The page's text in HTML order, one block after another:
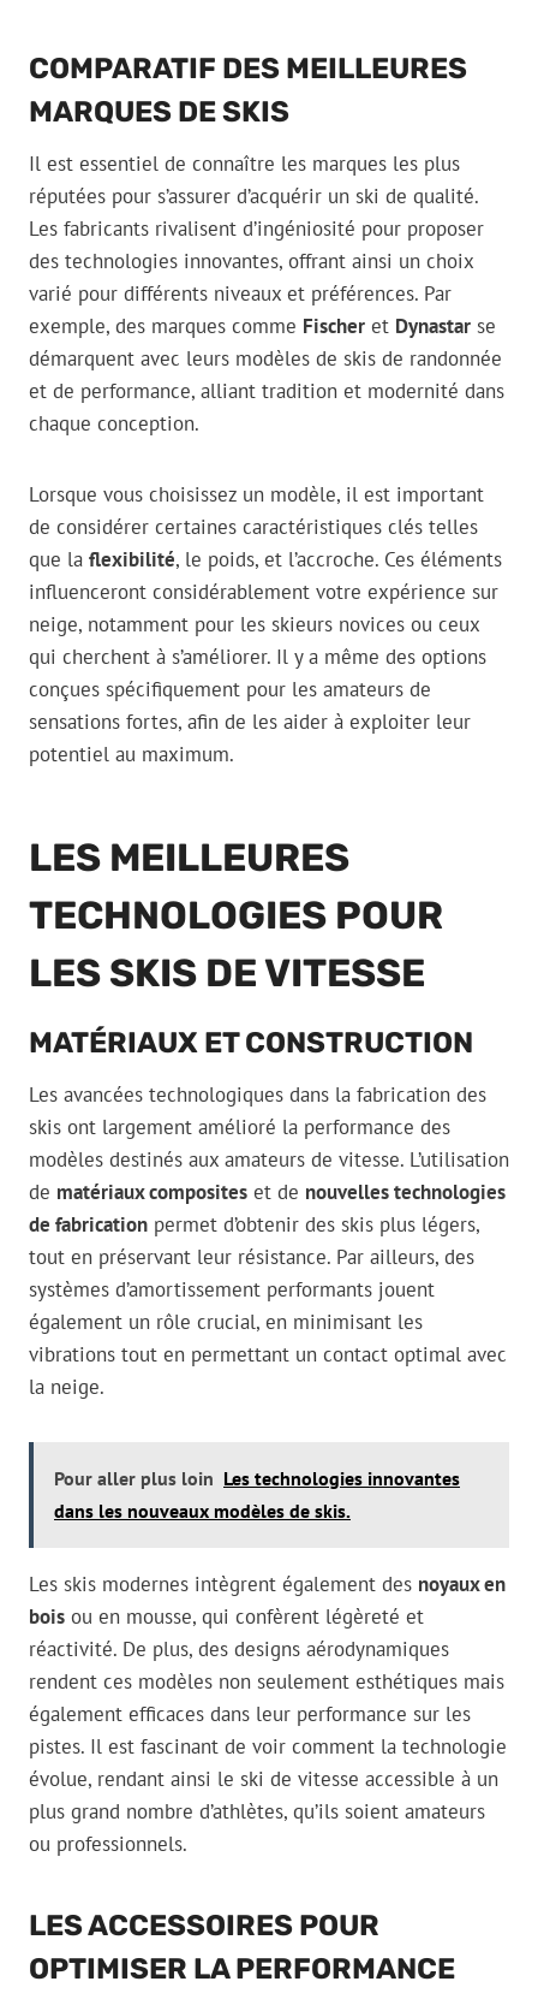
COMPARATIF DES MEILLEURES
MARQUES DE SKIS
Il est essentiel de connaître les marques les plus
réputées pour s’assurer d’acquérir un ski de qualité.
Les fabricants rivalisent d’ingéniosité pour proposer
des technologies innovantes, offrant ainsi un choix
varié pour différents niveaux et préférences. Par
exemple, des marques comme Fischer et Dynastar se
démarquent avec leurs modèles de skis de randonnée
et de performance, alliant tradition et modernité dans
chaque conception.
Lorsque vous choisissez un modèle, il est important
de considérer certaines caractéristiques clés telles
que la flexibilité, le poids, et l’accroche. Ces éléments
influenceront considérablement votre expérience sur
neige, notamment pour les skieurs novices ou ceux
qui cherchent à s’améliorer. Il y a même des options
conçues spécifiquement pour les amateurs de
sensations fortes, afin de les aider à exploiter leur
potentiel au maximum.
LES MEILLEURES
TECHNOLOGIES POUR
LES SKIS DE VITESSE
MATÉRIAUX ET CONSTRUCTION
Les avancées technologiques dans la fabrication des
skis ont largement amélioré la performance des
modèles destinés aux amateurs de vitesse. L’utilisation
de matériaux composites et de nouvelles technologies
de fabrication permet d’obtenir des skis plus légers,
tout en préservant leur résistance. Par ailleurs, des
systèmes d’amortissement performants jouent
également un rôle crucial, en minimisant les
vibrations tout en permettant un contact optimal avec
la neige.
Pour aller plus loin Les technologies innovantes
dans les nouveaux modèles de skis.
Les skis modernes intègrent également des noyaux en
bois ou en mousse, qui confèrent légèreté et
réactivité. De plus, des designs aérodynamiques
rendent ces modèles non seulement esthétiques mais
également efficaces dans leur performance sur les
pistes. Il est fascinant de voir comment la technologie
évolue, rendant ainsi le ski de vitesse accessible à un
plus grand nombre d’athlètes, qu’ils soient amateurs
ou professionnels.
LES ACCESSOIRES POUR
OPTIMISER LA PERFORMANCE